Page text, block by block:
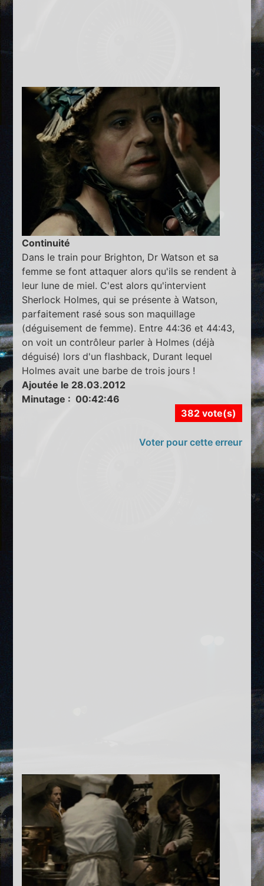
Continuité
Dans le train pour Brighton, Dr Watson et sa
femme se font attaquer alors qu'ils se rendent à
leur lune de miel. C'est alors qu'intervient
Sherlock Holmes, qui se présente à Watson,
parfaitement rasé sous son maquillage
(déguisement de femme). Entre 44:36 et 44:43,
on voit un contrôleur parler à Holmes (déjà
déguisé) lors d'un flashback, Durant lequel
Holmes avait une barbe de trois jours !
Ajoutée le 28.03.2012
Minutage : 00:42:46
382 vote(s)
Voter pour cette erreur